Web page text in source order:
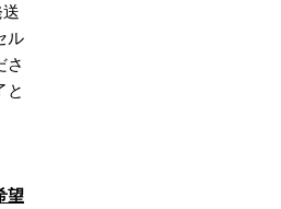
ル
さ
と
望